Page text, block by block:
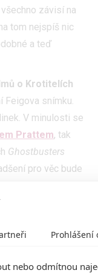
závisí na
tom nejspíš nic
a teď
o Krotitelích
Feigova snímku.
V minulosti se
Prattem, tak
Ghostbusters
pro věc bude
posedlý a
souvisejících
Prohlášení
nebo odmítnou